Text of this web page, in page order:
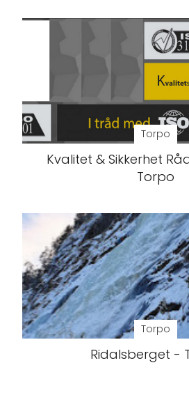
Torpo
Kvalitet & Sikkerhet
Torpo
Torpo
Ridalsberget -